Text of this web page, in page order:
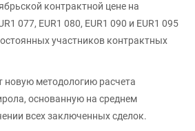
контрактной цене на
077, EUR1 080, EUR1 090 и EUR1 095
участников контрактных
новую методологию расчета
основанную на среднем
всех заключенных сделок.